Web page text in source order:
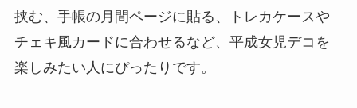
挟む、手帳の月間ページに貼る、トレカケースや
チェキ風カードに合わせるなど、平成女児デコを
楽しみたい人にぴったりです。